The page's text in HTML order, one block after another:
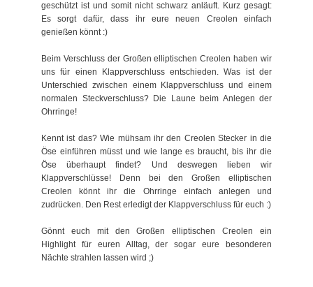
geschützt ist und somit nicht schwarz anläuft. Kurz gesagt:
Es sorgt dafür, dass ihr eure neuen Creolen einfach
genießen könnt :)
Beim Verschluss der Großen elliptischen Creolen haben wir
uns für einen Klappverschluss entschieden. Was ist der
Unterschied zwischen einem Klappverschluss und einem
normalen Steckverschluss? Die Laune beim Anlegen der
Ohrringe!
Kennt ist das? Wie mühsam ihr den Creolen Stecker in die
Öse einführen müsst und wie lange es braucht, bis ihr die
Öse überhaupt findet? Und deswegen lieben wir
Klappverschlüsse! Denn bei den Großen elliptischen
Creolen könnt ihr die Ohrringe einfach anlegen und
zudrücken. Den Rest erledigt der Klappverschluss für euch :)
Gönnt euch mit den Großen elliptischen Creolen ein
Highlight für euren Alltag, der sogar eure besonderen
Nächte strahlen lassen wird ;)